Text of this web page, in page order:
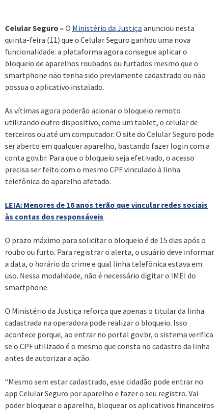
Celular Seguro – O Ministério da Justiça anunciou nesta
quinta-feira (11) que o Celular Seguro ganhou uma nova
funcionalidade: a plataforma agora consegue aplicar o
bloqueio de aparelhos roubados ou furtados mesmo que o
smartphone não tenha sido previamente cadastrado ou não
possua o aplicativo instalado.
As vítimas agora poderão acionar o bloqueio remoto
utilizando outro dispositivo, como um tablet, o celular de
terceiros ou até um computador. O site do Celular Seguro pode
ser aberto em qualquer aparelho, bastando fazer login com a
conta gov.br. Para que o bloqueio seja efetivado, o acesso
precisa ser feito com o mesmo CPF vinculado à linha
telefônica do aparelho afetado.
LEIA: Menores de 16 anos terão que vincular redes sociais
às contas dos responsáveis
O prazo máximo para solicitar o bloqueio é de 15 dias após o
roubo ou furto. Para registrar o alerta, o usuário deve informar
a data, o horário do crime e qual linha telefônica estava em
uso. Nessa modalidade, não é necessário digitar o IMEI do
smartphone.
O Ministério da Justiça reforça que apenas o titular da linha
cadastrada na operadora pode realizar o bloqueio. Isso
acontece porque, ao entrar no portal gov.br, o sistema verifica
se o CPF utilizado é o mesmo que consta no cadastro da linha
antes de autorizar a ação.
“Mesmo sem estar cadastrado, esse cidadão pode entrar no
app Celular Seguro por aparelho e fazer o seu registro. Vai
poder bloquear o aparelho, bloquear os aplicativos financeiros